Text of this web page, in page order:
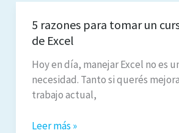
en
Uruguay
Max
Online
5 razones para tomar un
de Excel
Hoy en día, manejar Excel no es
necesidad. Tanto si querés
trabajo actual,
5
Leer más »